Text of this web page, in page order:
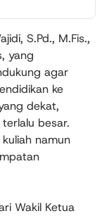
S.Pd., M.Fis.,
yang
agar
ke
dekat,
besar.
namun
Wakil Ketua